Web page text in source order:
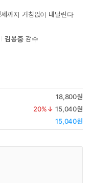
까지 거침없이 내달린다
김봉중 감수
18,800원
20%↓ 15,040원
15,040원